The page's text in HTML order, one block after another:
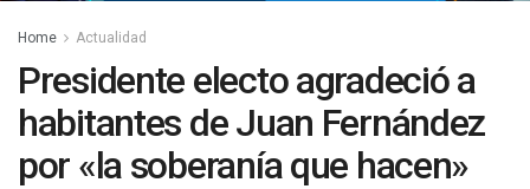
Home Actualidad
Presidente electo agradeció a
habitantes de Juan Fernández
por «la soberanía que hacen»